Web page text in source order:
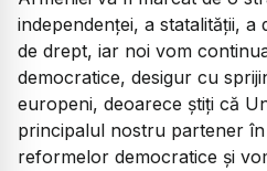
independenței, a statalității, a
de drept, iar noi vom
democratice, desigur cu
europeni, deoarece știți că
principalul nostru partener
reformelor democratice și